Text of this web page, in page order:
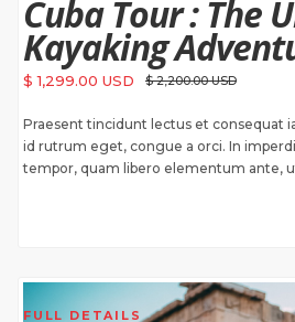
Cuba Tour : The
Kayaking
$ 1,299.00 USD $ 2,200.00 USD
Praesent tincidunt lectus et consequat
id rutrum eget, congue a orci. In
tempor, quam libero elementum ante,
FULL DETAILS